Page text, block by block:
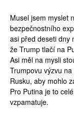
Musel jsem myslet
bezpečnostního
asi před deseti dny
že Trump tlačí na
Asi měl na mysli
Trumpovu výzvu
Rusku, aby mohlo
Pro Putina je to
vzpamatuje.